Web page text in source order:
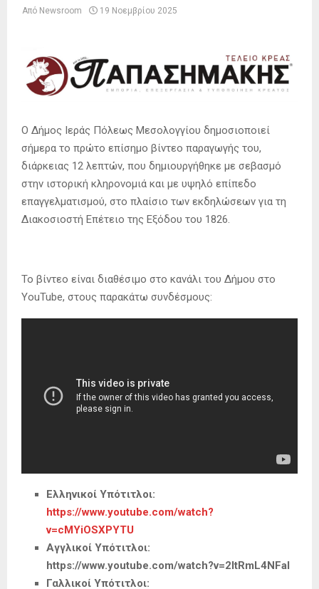
Από Newsroom 19 Νοεμβρίου 2025
Ο Δήμος Ιεράς Πόλεως Μεσολογγίου δημοσιοποιεί
σήμερα το πρώτο επίσημο βίντεο παραγωγής του,
διάρκειας 12 λεπτών, που δημιουργήθηκε με σεβασμό
στην ιστορική κληρονομιά και με υψηλό επίπεδο
επαγγελματισμού, στο πλαίσιο των εκδηλώσεων για τη
Διακοσιοστή Επέτειο της Εξόδου του 1826.
Το βίντεο είναι διαθέσιμο στο κανάλι του Δήμου στο
YouTube, στους παρακάτω συνδέσμους:
Ελληνικοί Υπότιτλοι:
https://www.youtube.com/watch?
v=cMYiOSXPYTU
Αγγλικοί Υπότιτλοι:
https://www.youtube.com/watch?v=2ItRmL4NFaI
Γαλλικοί Υπότιτλοι: